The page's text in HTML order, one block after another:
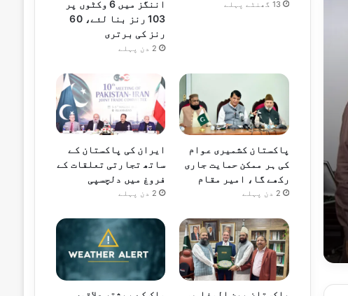
13 گھنٹے پہلے
اننگز میں 6 وکٹوں پر
103 رنز بنا لئے، 60
رنز کی برتری
2 دن پہلے
پاکستان کشمیری عوام
کی ہر ممکن حمایت جاری
رکھے گا، امیر مقام
2 دن پہلے
ایران کی پاکستان کے
ساتھ تجارتی تعلقات کے
فروغ میں دلچسپی
2 دن پہلے